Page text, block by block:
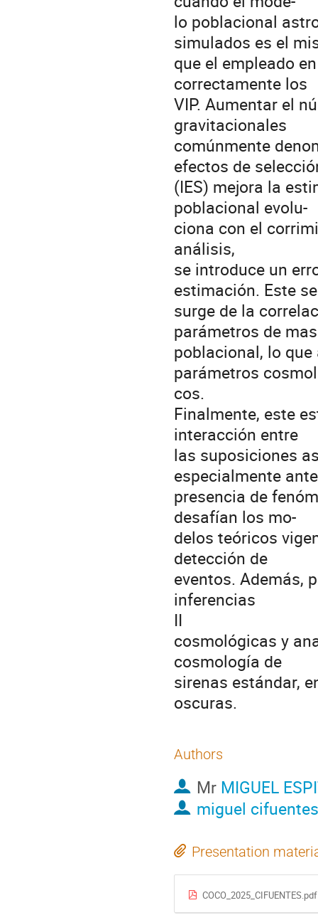
lo poblacional
simulados es el
que el empleado
correctamente los
VIP. Aumentar el
gravitacionales
comúnmente
efectos de
(IES) mejora la
poblacional evolu-
ciona con el
análisis,
se introduce un
estimación. Este
surge de la
parámetros de
poblacional, lo
parámetros
cos.
Finalmente, este
interacción entre
las suposiciones
especialmente
presencia de
desafían los mo-
delos teóricos
detección de
eventos. Además,
inferencias
II
cosmológicas y
cosmología de
sirenas estándar,
oscuras.
Authors
Mr MIGUEL
miguel cifuentes
Presentation
COCO_2025_CIFUENTES.pdf